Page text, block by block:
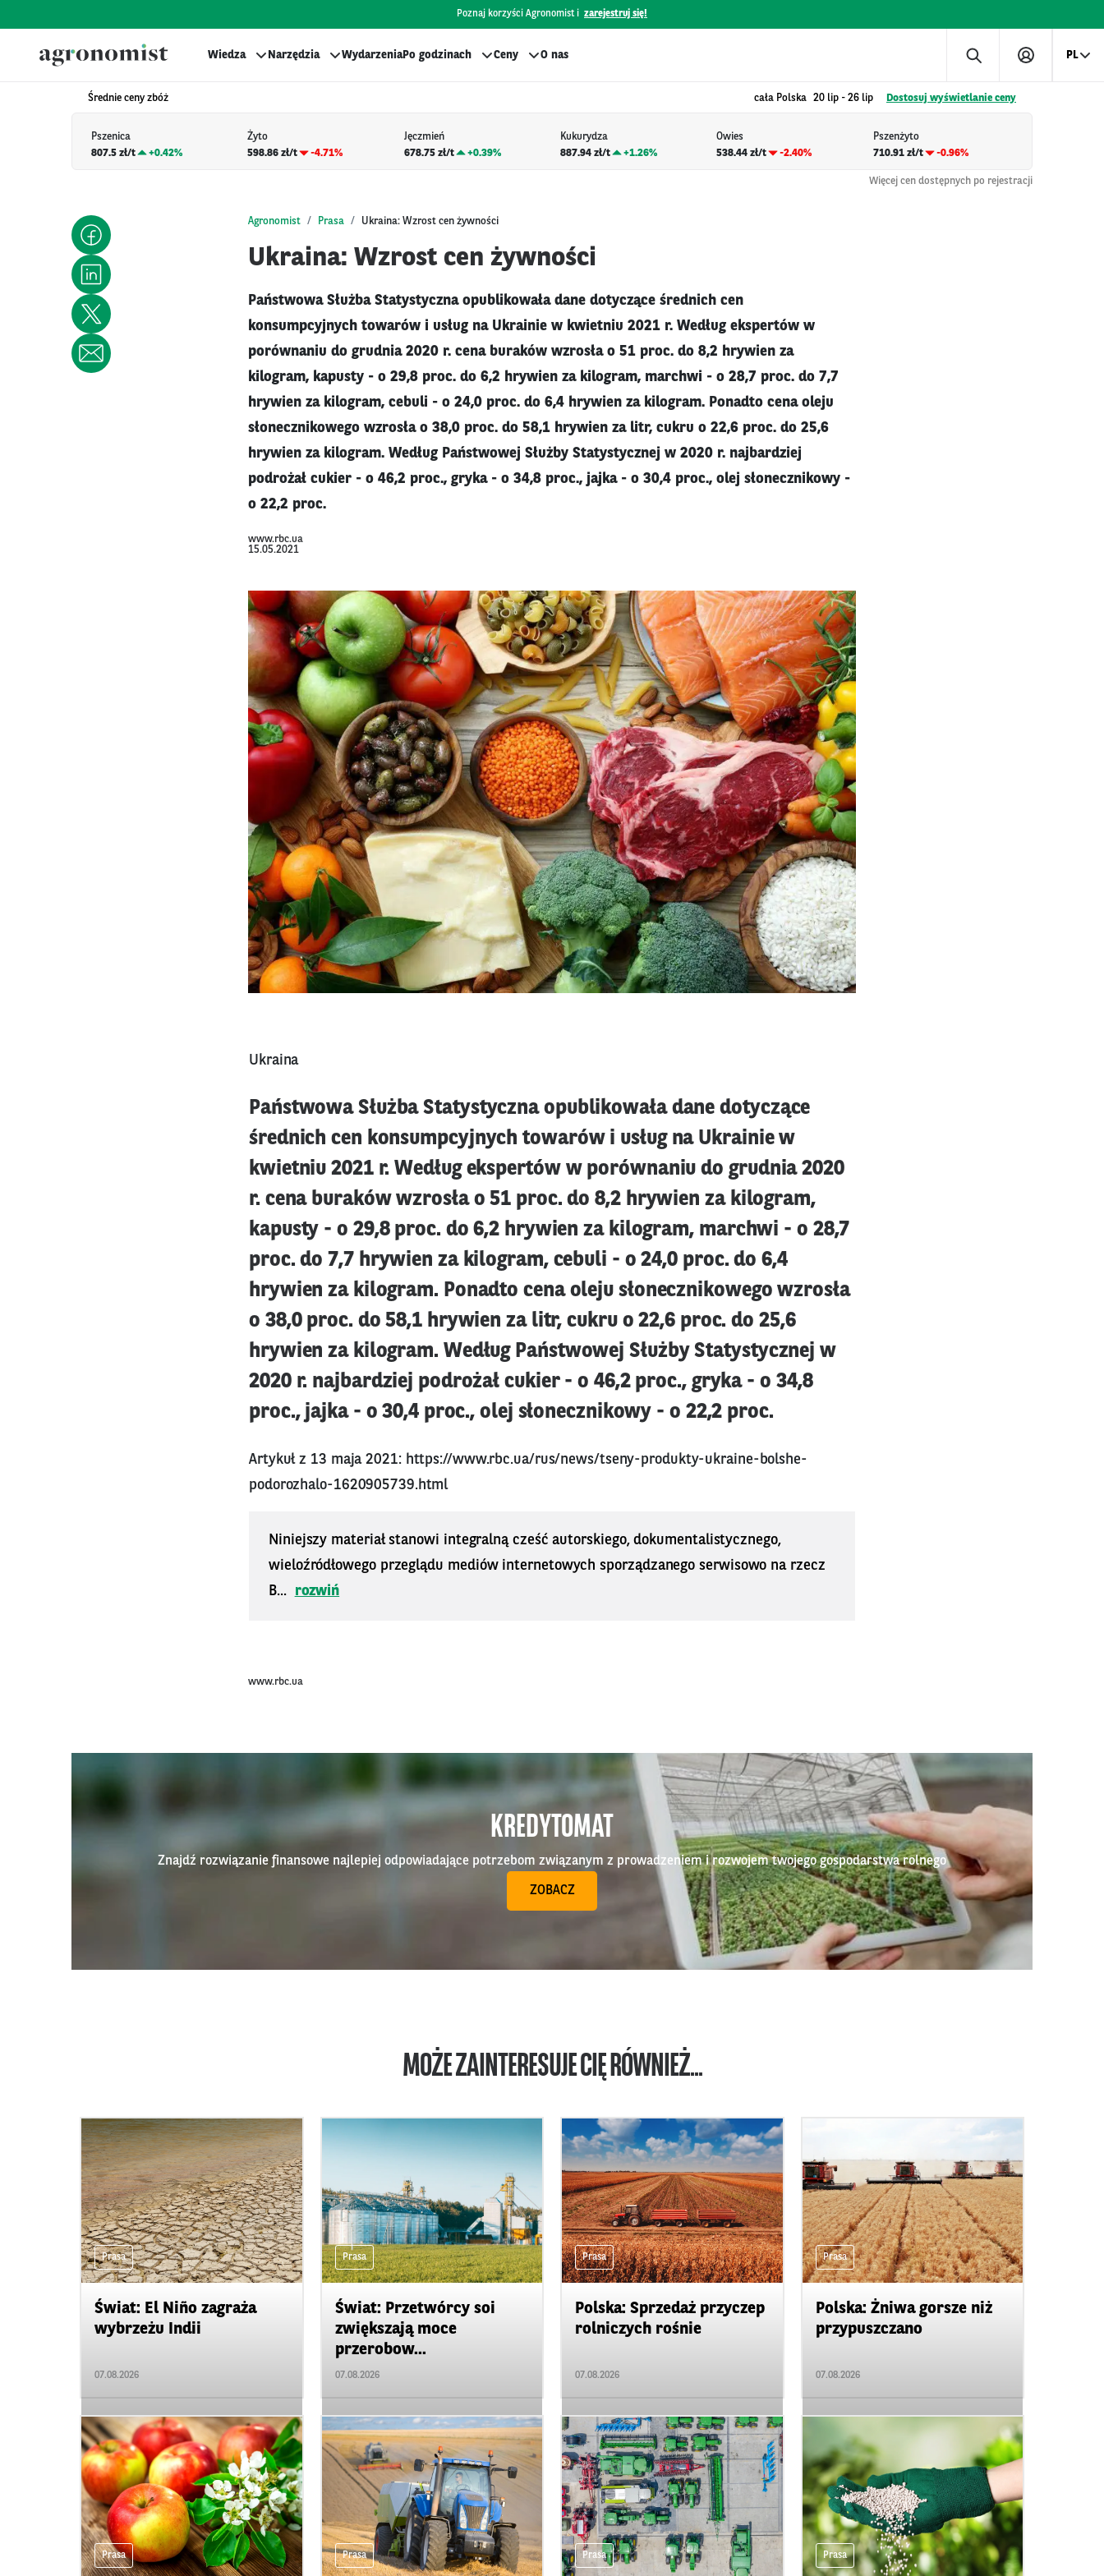
Poznaj korzyści Agronomist i zarejestruj się!
Wiedza Narzędzia WydarzeniaPo godzinach Ceny O nas PL
Średnie ceny zbóż cała Polska 20 lip - 26 lip Dostosuj wyświetlanie ceny
Pszenica
807.5 zł/t
+0.42%
Żyto
598.86 zł/t
-4.71%
Jęczmień
678.75 zł/t
+0.39%
Kukurydza
887.94 zł/t
+1.26%
Owies
538.44 zł/t
-2.40%
Pszenżyto
710.91 zł/t
-0.96%
Więcej cen dostępnych po rejestracji
Agronomist Prasa Ukraina: Wzrost cen żywności
Ukraina: Wzrost cen żywności
Państwowa Służba Statystyczna opublikowała dane dotyczące średnich cen
konsumpcyjnych towarów i usług na Ukrainie w kwietniu 2021 r. Według ekspertów w
porównaniu do grudnia 2020 r. cena buraków wzrosła o 51 proc. do 8,2 hrywien za
kilogram, kapusty - o 29,8 proc. do 6,2 hrywien za kilogram, marchwi - o 28,7 proc. do 7,7
hrywien za kilogram, cebuli - o 24,0 proc. do 6,4 hrywien za kilogram. Ponadto cena oleju
słonecznikowego wzrosła o 38,0 proc. do 58,1 hrywien za litr, cukru o 22,6 proc. do 25,6
hrywien za kilogram. Według Państwowej Służby Statystycznej w 2020 r. najbardziej
podrożał cukier - o 46,2 proc., gryka - o 34,8 proc., jajka - o 30,4 proc., olej słonecznikowy -
o 22,2 proc.
www.rbc.ua
15.05.2021
Ukraina
Państwowa Służba Statystyczna opublikowała dane dotyczące
średnich cen konsumpcyjnych towarów i usług na Ukrainie w
kwietniu 2021 r. Według ekspertów w porównaniu do grudnia 2020
r. cena buraków wzrosła o 51 proc. do 8,2 hrywien za kilogram,
kapusty - o 29,8 proc. do 6,2 hrywien za kilogram, marchwi - o 28,7
proc. do 7,7 hrywien za kilogram, cebuli - o 24,0 proc. do 6,4
hrywien za kilogram. Ponadto cena oleju słonecznikowego wzrosła
o 38,0 proc. do 58,1 hrywien za litr, cukru o 22,6 proc. do 25,6
hrywien za kilogram. Według Państwowej Służby Statystycznej w
2020 r. najbardziej podrożał cukier - o 46,2 proc., gryka - o 34,8
proc., jajka - o 30,4 proc., olej słonecznikowy - o 22,2 proc.
Artykuł z 13 maja 2021: https://www.rbc.ua/rus/news/tseny-produkty-ukraine-bolshe-
podorozhalo-1620905739.html
Niniejszy materiał stanowi integralną cześć autorskiego, dokumentalistycznego,
wieloźródłowego przeglądu mediów internetowych sporządzanego serwisowo na rzecz
B...
rozwiń
www.rbc.ua
KREDYTOMAT
Znajdź rozwiązanie finansowe najlepiej odpowiadające potrzebom związanym z prowadzeniem i rozwojem twojego gospodarstwa rolnego
ZOBACZ
MOŻE ZAINTERESUJE CIĘ RÓWNIEŻ...
Prasa
Świat: El Niño zagraża
wybrzeżu Indii
07.08.2026
Prasa
Świat: Przetwórcy soi
zwiększają moce
przerobow...
07.08.2026
Prasa
Polska: Sprzedaż przyczep
rolniczych rośnie
07.08.2026
Prasa
Polska: Żniwa gorsze niż
przypuszczano
07.08.2026
Prasa Prasa Prasa Prasa